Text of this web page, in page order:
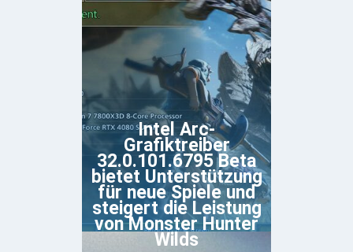
Intel Arc-
Grafiktreiber
32.0.101.6795 Beta
bietet Unterstützung
für neue Spiele und
steigert die Leistung
von Monster Hunter
Wilds